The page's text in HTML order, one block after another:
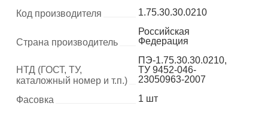
Код производителя
1.75.30.30.0210
Страна производитель
Российская
Федерация
НТД (ГОСТ, ТУ,
каталожный номер и т.п.)
ПЭ-1.75.30.30.0210,
ТУ 9452-046-
23050963-2007
Фасовка
1 шт